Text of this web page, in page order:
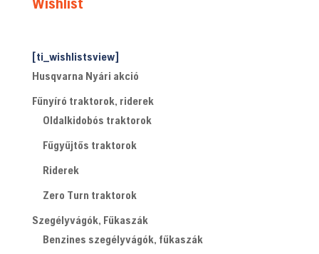
[ti_wishlistsview]
Husqvarna Nyári akció
Fűnyíró traktorok, riderek
Oldalkidobós traktorok
Fűgyűjtős traktorok
Riderek
Zero Turn traktorok
Szegélyvágók, Fűkaszák
Benzines szegélyvágók, fűkaszák